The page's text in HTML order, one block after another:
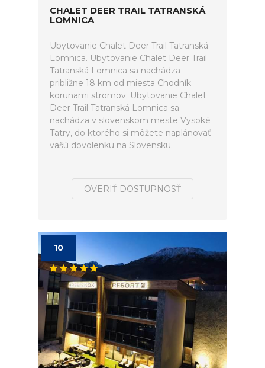
CHALET DEER TRAIL TATRANSKÁ
LOMNICA
Ubytovanie Chalet Deer Trail Tatranská
Lomnica. Ubytovanie Chalet Deer Trail
Tatranská Lomnica sa nachádza
približne 18 km od miesta Chodník
korunami stromov. Ubytovanie Chalet
Deer Trail Tatranská Lomnica sa
nachádza v slovenskom meste Vysoké
Tatry, do ktorého si môžete naplánovať
vašú dovolenku na Slovensku.
OVERIŤ DOSTUPNOSŤ
10